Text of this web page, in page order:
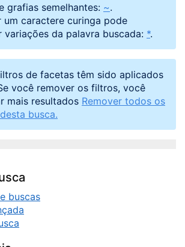
grafias semelhantes: ~.
um caractere curinga pode
variações da palavra buscada: *.
de facetas têm sido aplicados
você remover os filtros, você
mais resultados Remover todos os
busca.
buscas